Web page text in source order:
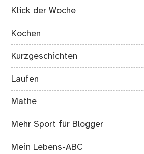
Klick der Woche
Kochen
Kurzgeschichten
Laufen
Mathe
Mehr Sport für Blogger
Mein Lebens-ABC